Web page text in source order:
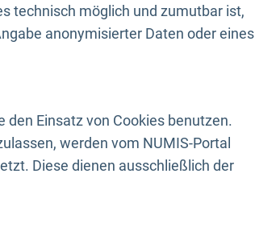
technisch möglich und zumutbar ist,
anonymisierter Daten oder eines
Einsatz von Cookies benutzen.
werden vom NUMIS-Portal
Diese dienen ausschließlich der